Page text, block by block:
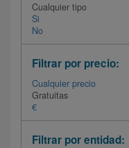
Cualquier tipo
Si
No
Filtrar por precio:
Cualquier precio
Gratuitas
€
Filtrar por entidad: